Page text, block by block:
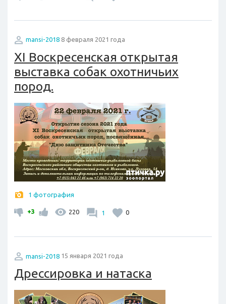
mansi-2018 8 февраля 2021 года
XI Воскресенская открытая
выставка собак охотничьих
пород.
1 фотография
+3 220 1 0
mansi-2018 15 января 2021 года
Дрессировка и натаска